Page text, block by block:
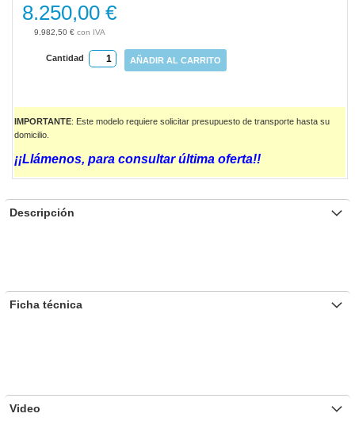
9.982,50 €
8.250,00 €
Cantidad AÑADIR AL CARRITO
IMPORTANTE: Este modelo requiere solicitar presupuesto de transporte hasta su
domicilio.
¡¡Llámenos, para consultar última oferta!!
Descripción
Ficha técnica
Video